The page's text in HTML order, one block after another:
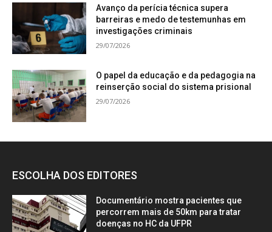
Avanço da perícia técnica supera
barreiras e medo de testemunhas em
investigações criminais
29/07/2026
O papel da educação e da pedagogia na
reinserção social do sistema prisional
29/07/2026
ESCOLHA DOS EDITORES
Documentário mostra pacientes que
percorrem mais de 50km para tratar
doenças no HC da UFPR